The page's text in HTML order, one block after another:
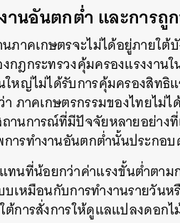
นอันตกต่ำ และการถู
นภาคเกษตรจะไม่ได้อยู่ภายใ
กฎกระทรวงคุ้มครองแรงงาน
หญ่ไม่ได้รับการคุ้มครองสิทธิ
ภาคเกษตรกรรมของไทยไม่
านการณ์ที่มีปัจจัยหลายอย่าง
ารทำงานอันตกต่ำนั้นประกอ
ทนที่น้อยกว่าค่าแรงขั้นต่ำตาม
เหมือนกับการทำงานรายวัน
ต้การสั่งการให้ดูแลแปลงดอก